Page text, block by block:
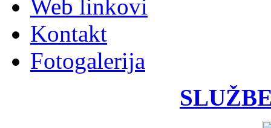
Web linkovi
Kontakt
Fotogalerija